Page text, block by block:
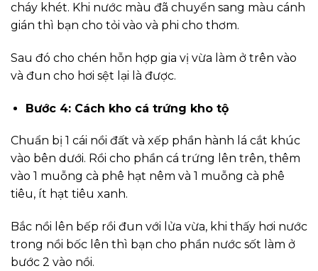
cháy khét. Khi nước màu đã chuyển sang màu cánh
gián thì bạn cho tỏi vào và phi cho thơm.
Sau đó cho chén hỗn hợp gia vị vừa làm ở trên vào
và đun cho hơi sệt lại là được.
Bước 4: Cách kho cá trứng kho tộ
Chuẩn bị 1 cái nồi đất và xếp phần hành lá cắt khúc
vào bên dưới. Rồi cho phần cá trứng lên trên, thêm
vào 1 muỗng cà phê hạt nêm và 1 muỗng cà phê
tiêu, ít hạt tiêu xanh.
Bắc nồi lên bếp rồi đun với lửa vừa, khi thấy hơi nước
trong nồi bốc lên thì bạn cho phần nước sốt làm ở
bước 2 vào nồi.